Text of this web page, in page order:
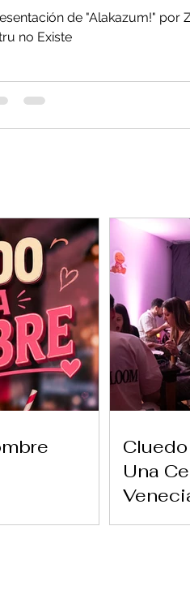
de "Alakazum!" por
no Existe
Una